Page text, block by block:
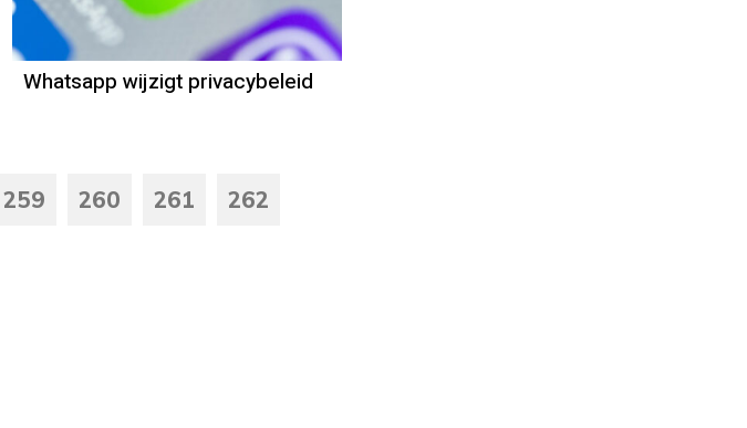
Whatsapp wijzigt privacybeleid
259 260 261 262